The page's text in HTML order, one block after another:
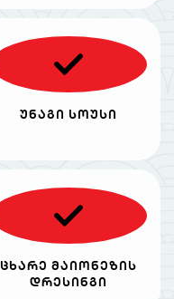
უნაგი სოუსი
ცხარე მაიონეზის
დრესინგი